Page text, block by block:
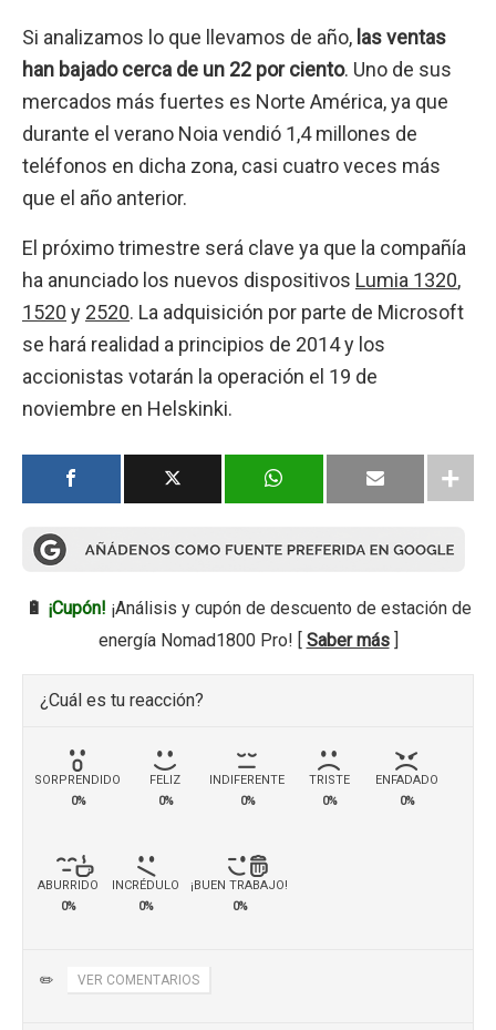
Si analizamos lo que llevamos de año, las ventas
han bajado cerca de un 22 por ciento. Uno de sus
mercados más fuertes es Norte América, ya que
durante el verano Noia vendió 1,4 millones de
teléfonos en dicha zona, casi cuatro veces más
que el año anterior.
El próximo trimestre será clave ya que la compañía
ha anunciado los nuevos dispositivos Lumia 1320,
1520 y 2520. La adquisición por parte de Microsoft
se hará realidad a principios de 2014 y los
accionistas votarán la operación el 19 de
noviembre en Helskinki.
🔋 ¡Cupón! ¡Análisis y cupón de descuento de estación de
energía Nomad1800 Pro! [ Saber más]
¿Cuál es tu reacción?
SORPRENDIDO
0%
FELIZ
0%
INDIFERENTE
0%
TRISTE
0%
ENFADADO
0%
ABURRIDO
0%
INCRÉDULO
0%
¡BUEN TRABAJO!
0%
✏️ VER COMENTARIOS